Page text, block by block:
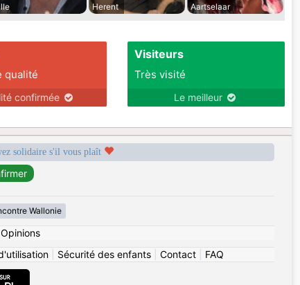
Herent
Aartselaar
qualité
confirmée
Visiteurs
Très visité
Le meilleur
solidaire s'il vous plaît
Wallonie
Opinions
| Sécurité des enfants| Contact| FAQ